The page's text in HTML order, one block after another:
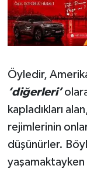
Öyledir,
‘diğerleri’
kapladıkları
rejimlerinin
düşünürler.